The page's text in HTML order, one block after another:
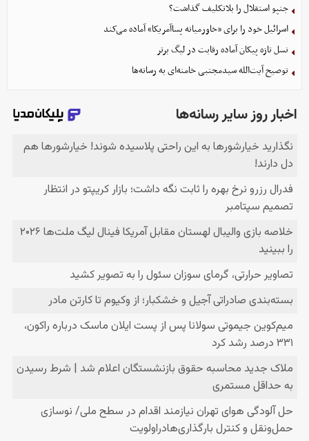
جنپو استقلال را بلاتکلیف گذاشت؟
اسرائیل خود را برای «خاورمیانه پساآمریکا» آماده می‌کند
نسل تازه پیکان آماده رقابت در لیگ برتر
توصیح آیت‌الله سیدمجتبی خامنه‌ای به رسانه‌ها